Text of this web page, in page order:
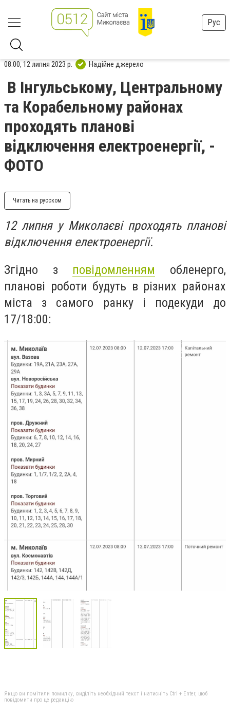
Рус
08:00, 12 липня 2023 р. Надійне джерело
В Інгульському, Центральному
та Корабельному районах
проходять планові
відключення електроенергії, -
ФОТО
Читать на русском
12 липня у Миколаєві проходять планові
відключення електроенергії.
Згідно з повідомленням обленерго,
планові роботи будуть в різних районах
міста з самого ранку і подекуди до
17/18:00:
Якщо ви помітили помилку, виділіть необхідний текст і натисніть Ctrl + Enter, щоб
повідомити про це редакцію